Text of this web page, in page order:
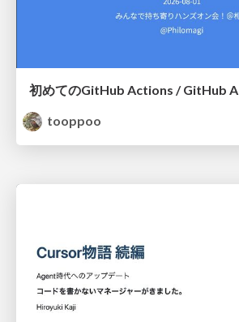
初めてのGitHub Actions / GitHub
tooppoo